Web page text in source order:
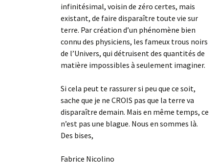
infinitésimal, voisin de zéro certes, mais
existant, de faire disparaître toute vie sur
terre. Par création d’un phénomène bien
connu des physiciens, les fameux trous noirs
de l’Univers, qui détruisent des quantités de
matière impossibles à seulement imaginer.
Si cela peut te rassurer si peu que ce soit,
sache que je ne CROIS pas que la terre va
disparaître demain. Mais en même temps, ce
n’est pas une blague. Nous en sommes là.
Des bises,
Fabrice Nicolino